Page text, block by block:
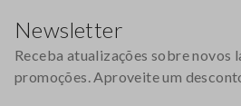
Newsletter
Receba atualizações sobre novos
promoções. Aproveite um